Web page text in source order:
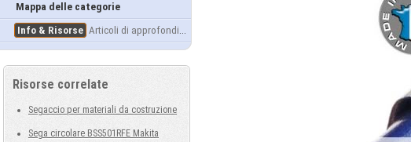
Mappa delle categorie
Info & Risorse Articoli di approfondimento
Risorse correlate
Segaccio per materiali da costruzione
Sega circolare BSS501RFE Makita